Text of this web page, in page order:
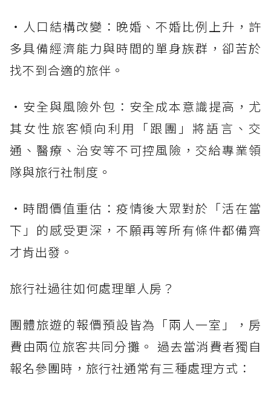
・人口結構改變：晚婚、不婚比例上升，許
多具備經濟能力與時間的單身族群，卻苦於
找不到合適的旅伴。
・安全與風險外包：安全成本意識提高，尤
其女性旅客傾向利用「跟團」將語言、交
通、醫療、治安等不可控風險，交給專業領
隊與旅行社制度。
・時間價值重估：疫情後大眾對於「活在當
下」的感受更深，不願再等所有條件都備齊
才肯出發。
旅行社過往如何處理單人房？
團體旅遊的報價預設皆為「兩人一室」，房
費由兩位旅客共同分攤。 過去當消費者獨自
報名參團時，旅行社通常有三種處理方式：